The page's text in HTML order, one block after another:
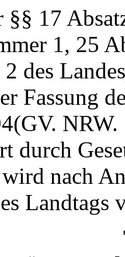
17
1, 25
des
Fassung
durch
nach
Landtags